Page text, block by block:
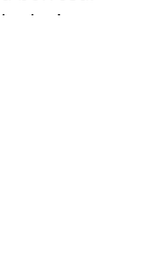
dinámica